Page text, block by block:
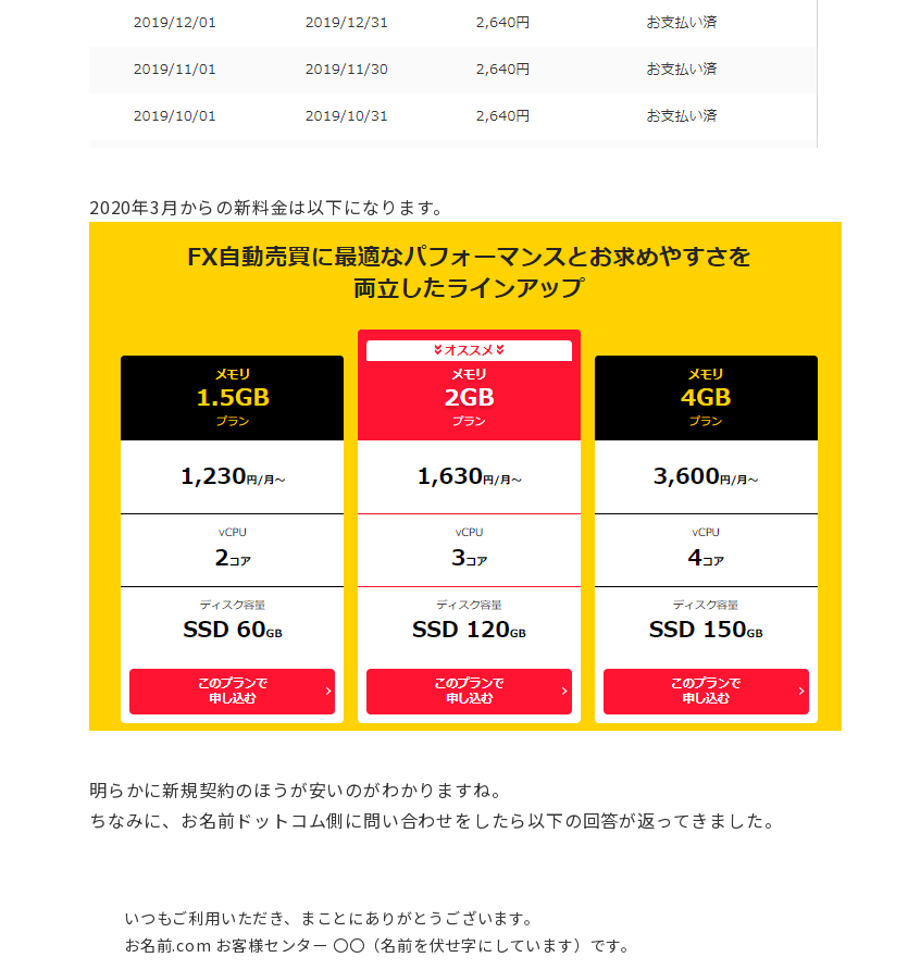
2020年3月からの新料金は以下になります。
明らかに新規契約のほうが安いのがわかりますね。
ちなみに、お名前ドットコム側に問い合わせをしたら以下の回答が返ってきました。
いつもご利用いただき、まことにありがとうございます。
お名前.com お客様センター 〇〇（名前を伏せ字にしています）です。